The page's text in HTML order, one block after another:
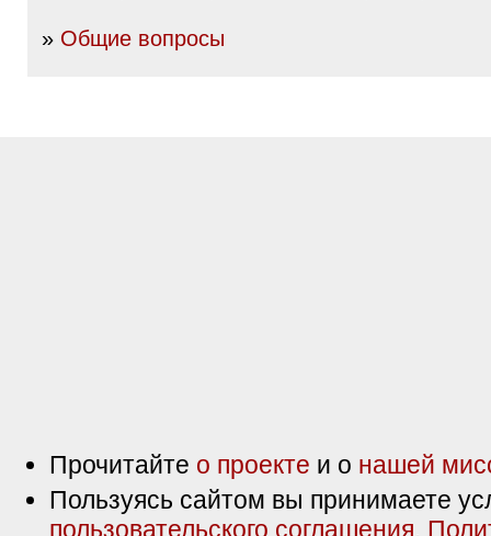
» Общие вопросы
Прочитайте о проекте и о нашей
Пользуясь сайтом вы принимаете
пользовательского соглашения,